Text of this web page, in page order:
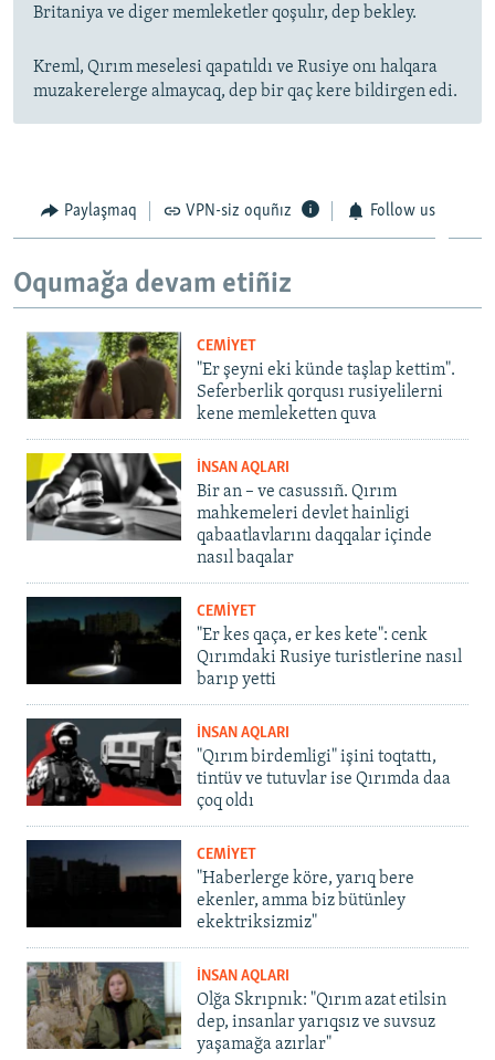
Britaniya ve diger memleketler qoşulır, dep bekley.
Kreml, Qırım meselesi qapatıldı ve Rusiye onı halqara
muzakerelerge almaycaq, dep bir qaç kere bildirgen edi.
Paylaşmaq VPN-siz oquñız Follow us
Oqumağa devam etiñiz
CEMİYET
"Er şeyni eki künde taşlap kettim".
Seferberlik qorqusı rusiyelilerni
kene memleketten quva
İNSAN AQLARI
Bir an – ve casussıñ. Qırım
mahkemeleri devlet hainligi
qabaatlavlarını daqqalar içinde
nasıl baqalar
CEMİYET
"Er kes qaça, er kes kete": cenk
Qırımdaki Rusiye turistlerine nasıl
barıp yetti
İNSAN AQLARI
"Qırım birdemligi" işini toqtattı,
tintüv ve tutuvlar ise Qırımda daa
çoq oldı
CEMİYET
"Haberlerge köre, yarıq bere
ekenler, amma biz bütünley
ekektriksizmiz"
İNSAN AQLARI
Olğa Skrıpnık: "Qırım azat etilsin
dep, insanlar yarıqsız ve suvsuz
yaşamağa azırlar"